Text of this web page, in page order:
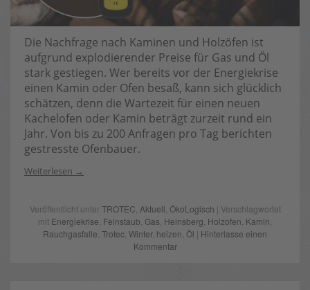
Die Nachfrage nach Kaminen und Holzöfen ist
aufgrund explodierender Preise für Gas und Öl
stark gestiegen. Wer bereits vor der Energiekrise
einen Kamin oder Ofen besaß, kann sich glücklich
schätzen, denn die Wartezeit für einen neuen
Kachelofen oder Kamin beträgt zurzeit rund ein
Jahr. Von bis zu 200 Anfragen pro Tag berichten
gestresste Ofenbauer.
Weiterlesen
Veröffentlicht unterTROTEC Aktuell ÖkoLogisch | Verschlagwortet
mit Energiekrise Feinstaub Gas Heinsberg Holzofen Kamin
Rauchgasfalle Trotec Winter, heizen Öl | Hinterlasse einen
Kommentar